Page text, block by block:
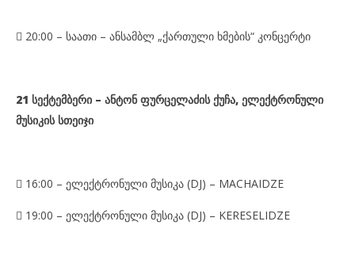
 20:00 – საათი – ანსამბლ „ქართული ხმების“ კონცერტი
21 სექტემბერი – ანტონფურცელაძის ქუჩა, ელექტრონული
მუსიკის სთეიჯი
 16:00 – ელექტრონული მუსიკა (DJ) – MACHAIDZE
 19:00 – ელექტრონული მუსიკა (DJ) – KERESELIDZE